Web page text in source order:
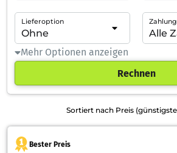
Lieferoption
Mehr Optionen anzeigen
Rechnen
Sortiert nach Preis
Bester Preis